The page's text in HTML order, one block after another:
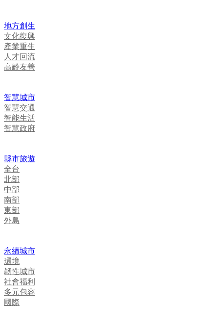
地方創生
文化復興
產業重生
人才回流
高齡友善
智慧城市
智慧交通
智能生活
智慧政府
縣市旅遊
全台
北部
中部
南部
東部
外島
永續城市
環境
韌性城市
社會福利
多元包容
國際